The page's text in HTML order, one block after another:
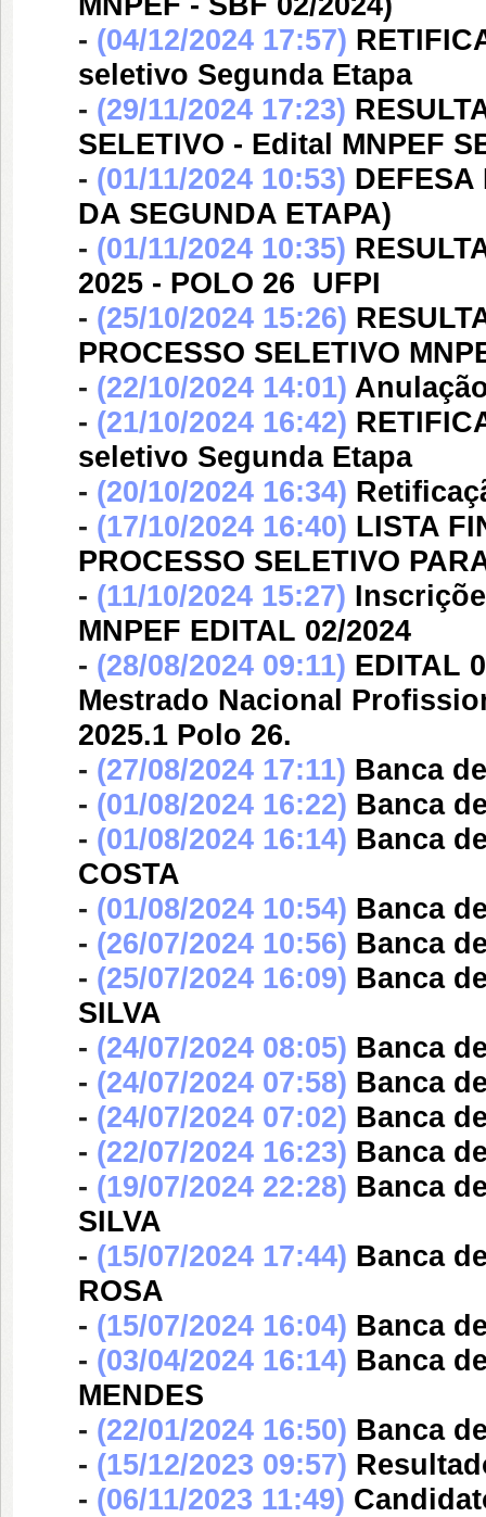
- (04/12/2024 17:57)
seletivo Segunda Etapa
- (29/11/2024 17:23)
SELETIVO - Edital MNPEF
- (01/11/2024 10:53) DEFESA
DA SEGUNDA ETAPA)
- (01/11/2024 10:35)
2025 - POLO 26  UFPI
- (25/10/2024 15:26)
PROCESSO SELETIVO
- (22/10/2024 14:01)
- (21/10/2024 16:42)
seletivo Segunda Etapa
- (20/10/2024 16:34)
- (17/10/2024 16:40) LISTA
PROCESSO SELETIVO
- (11/10/2024 15:27)
MNPEF EDITAL 02/2024
- (28/08/2024 09:11) EDITAL
Mestrado Nacional
2025.1 Polo 26.
- (27/08/2024 17:11) Banca
- (01/08/2024 16:22) Banca
- (01/08/2024 16:14) Banca
COSTA
- (01/08/2024 10:54) Banca
- (26/07/2024 10:56) Banca
- (25/07/2024 16:09) Banca
SILVA
- (24/07/2024 08:05) Banca
- (24/07/2024 07:58) Banca
- (24/07/2024 07:02) Banca
- (22/07/2024 16:23) Banca
- (19/07/2024 22:28) Banca
SILVA
- (15/07/2024 17:44) Banca
ROSA
- (15/07/2024 16:04) Banca
- (03/04/2024 16:14) Banca
MENDES
- (22/01/2024 16:50) Banca
- (15/12/2023 09:57)
- (06/11/2023 11:49)